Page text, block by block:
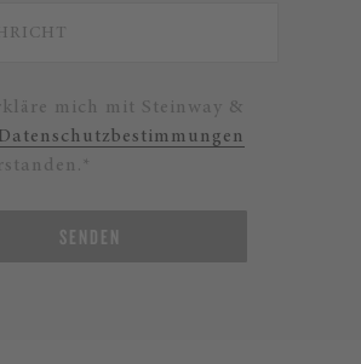
mich mit Steinway &
Datenschutzbestimmungen
SENDEN